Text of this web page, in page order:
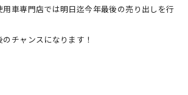
用車専門店では明日迄今年最後の売り出しを行
チャンスになります！